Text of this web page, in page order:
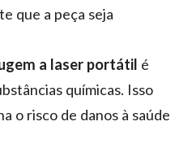
que a peça seja
a laser portátil é
químicas. Isso
o risco de danos à saúde